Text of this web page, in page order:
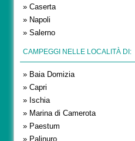
» Caserta
» Napoli
» Salerno
CAMPEGGI NELLE LOCALITÀ DI:
» Baia Domizia
» Capri
» Ischia
» Marina di Camerota
» Paestum
» Palinuro